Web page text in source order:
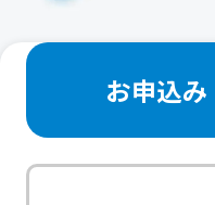
お申込